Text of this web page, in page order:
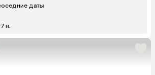
даты
н.